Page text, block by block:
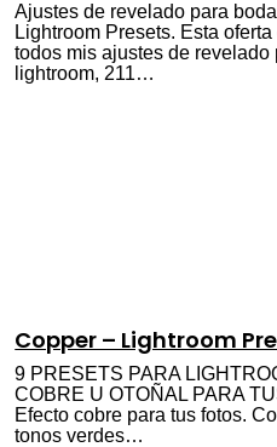
Ajustes de revelado para
Lightroom Presets. Esta
todos mis ajustes de revelado
lightroom, 211…
Copper – Lightroom
9 PRESETS PARA
COBRE U OTOÑAL PARA
Efecto cobre para tus fotos.
tonos verdes…